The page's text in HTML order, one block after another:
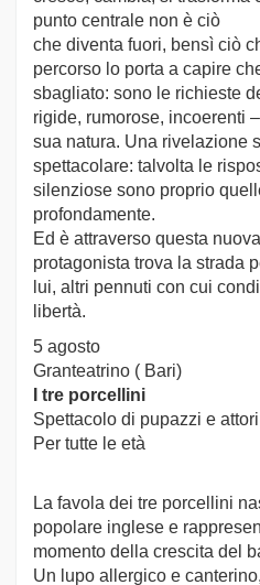
punto centrale non è ciò
che diventa fuori, bensì ciò
percorso lo porta a capire
sbagliato: sono le richieste
rigide, rumorose, incoerenti
sua natura. Una rivelazione
spettacolare: talvolta le
silenziose sono proprio
profondamente.
Ed è attraverso questa
protagonista trova la strada
lui, altri pennuti con cui
libertà.
5 agosto
Granteatrino ( Bari)
I tre porcellini
Spettacolo di pupazzi e attori
Per tutte le età
La favola dei tre porcellini
popolare inglese e
momento della crescita del
Un lupo allergico e